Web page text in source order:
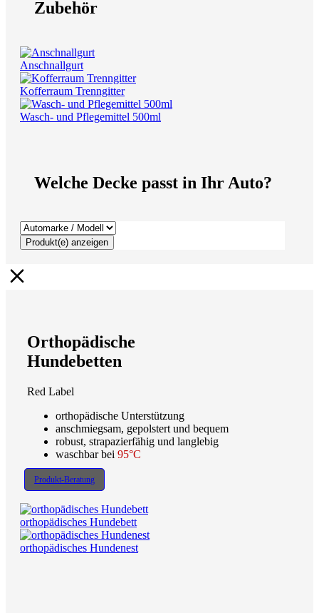
Zubehör
Anschnallgurt
Kofferraum Trenngitter
Wasch- und Pflegemittel 500ml
Welche Decke passt in Ihr Auto?
Produkt(e) anzeigen
Orthopädische
Hundebetten
Red Label
orthopädische Unterstützung
anschmiegsam, gepolstert und bequem
robust, strapazierfähig und langlebig
waschbar bei 95°C
Produkt-Beratung
orthopädisches Hundebett
orthopädisches Hundenest